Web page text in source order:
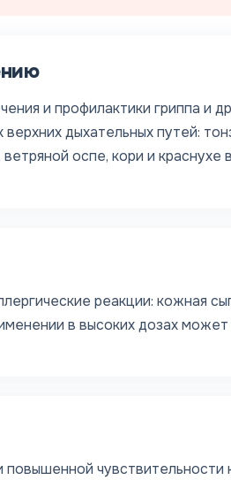
и профилактики гриппа и
дыхательных путей:
оспе, кори и краснухе
реакции: кожная
в высоких дозах
повышенной